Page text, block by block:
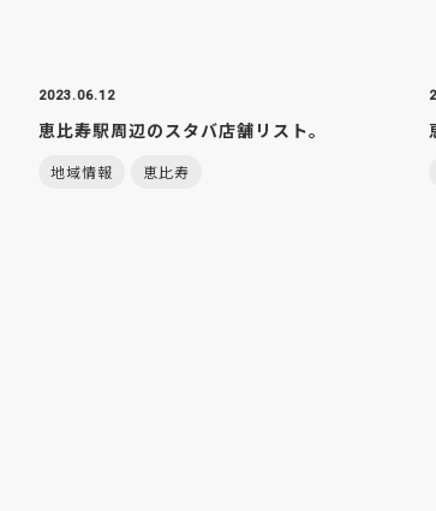
2023.06.12
恵比寿駅周辺のスタバ店舗リスト。
地域情報 恵比寿